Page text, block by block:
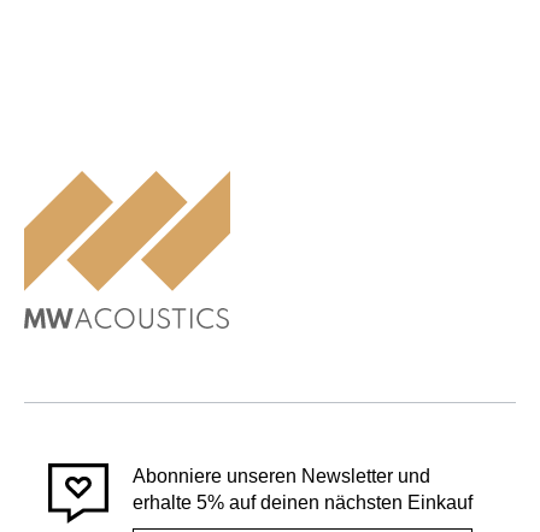
Abonniere unseren Newsletter und
erhalte 5% auf deinen nächsten Einkauf